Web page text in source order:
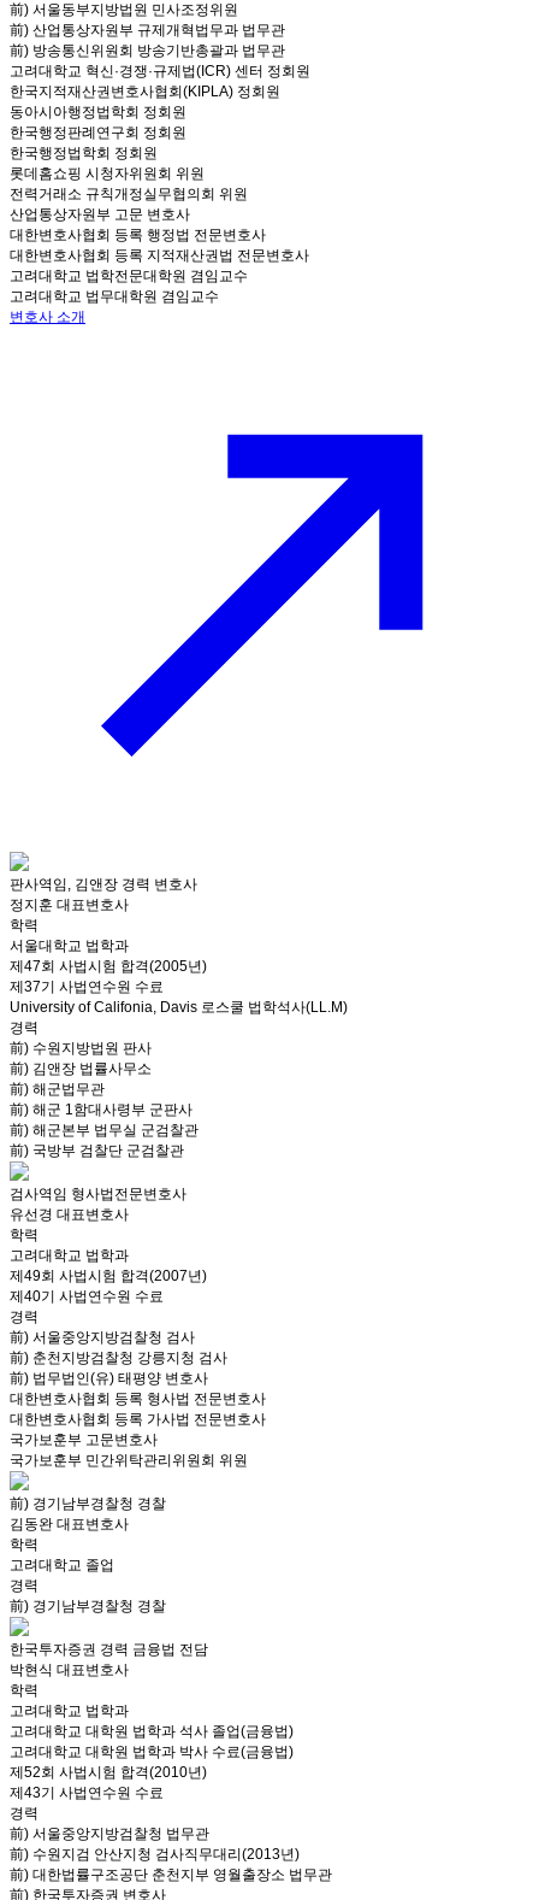
前) 서울동부지방법원 민사조정위원
前) 산업통상자원부 규제개혁법무과 법무관
前) 방송통신위원회 방송기반총괄과 법무관
고려대학교 혁신·경쟁·규제법(ICR) 센터 정회원
한국지적재산권변호사협회(KIPLA) 정회원
동아시아행정법학회 정회원
한국행정판례연구회 정회원
한국행정법학회 정회원
롯데홈쇼핑 시청자위원회 위원
전력거래소 규칙개정실무협의회 위원
산업통상자원부 고문 변호사
대한변호사협회 등록 행정법 전문변호사
대한변호사협회 등록 지적재산권법 전문변호사
고려대학교 법학전문대학원 겸임교수
고려대학교 법무대학원 겸임교수
변호사 소개
판사역임, 김앤장 경력 변호사
정지훈 대표변호사
학력
서울대학교 법학과
제47회 사법시험 합격(2005년)
제37기 사법연수원 수료
University of Califonia, Davis 로스쿨 법학석사(LL.M)
경력
前) 수원지방법원 판사
前) 김앤장 법률사무소
前) 해군법무관
前) 해군 1함대사령부 군판사
前) 해군본부 법무실 군검찰관
前) 국방부 검찰단 군검찰관
검사역임 형사법전문변호사
유선경 대표변호사
학력
고려대학교 법학과
제49회 사법시험 합격(2007년)
제40기 사법연수원 수료
경력
前) 서울중앙지방검찰청 검사
前) 춘천지방검찰청 강릉지청 검사
前) 법무법인(유) 태평양 변호사
대한변호사협회 등록 형사법 전문변호사
대한변호사협회 등록 가사법 전문변호사
국가보훈부 고문변호사
국가보훈부 민간위탁관리위원회 위원
前) 경기남부경찰청 경찰
김동완 대표변호사
학력
고려대학교 졸업
경력
前) 경기남부경찰청 경찰
한국투자증권 경력 금융법 전담
박현식 대표변호사
학력
고려대학교 법학과
고려대학교 대학원 법학과 석사 졸업(금융법)
고려대학교 대학원 법학과 박사 수료(금융법)
제52회 사법시험 합격(2010년)
제43기 사법연수원 수료
경력
前) 서울중앙지방검찰청 법무관
前) 수원지검 안산지청 검사직무대리(2013년)
前) 대한법률구조공단 춘천지부 영월출장소 법무관
前) 한국투자증권 변호사